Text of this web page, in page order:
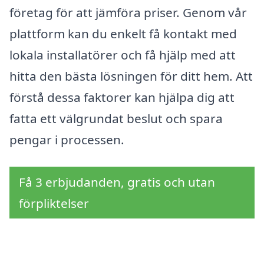
företag för att jämföra priser. Genom vår
plattform kan du enkelt få kontakt med
lokala installatörer och få hjälp med att
hitta den bästa lösningen för ditt hem. Att
förstå dessa faktorer kan hjälpa dig att
fatta ett välgrundat beslut och spara
pengar i processen.
Få 3 erbjudanden, gratis och utan
förpliktelser